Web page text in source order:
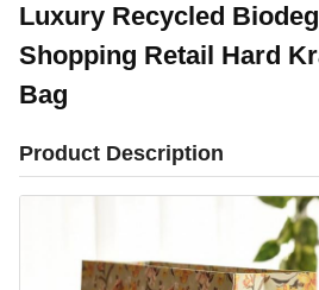
Luxury Recycled
Shopping Retail Hard
Bag
Product Description